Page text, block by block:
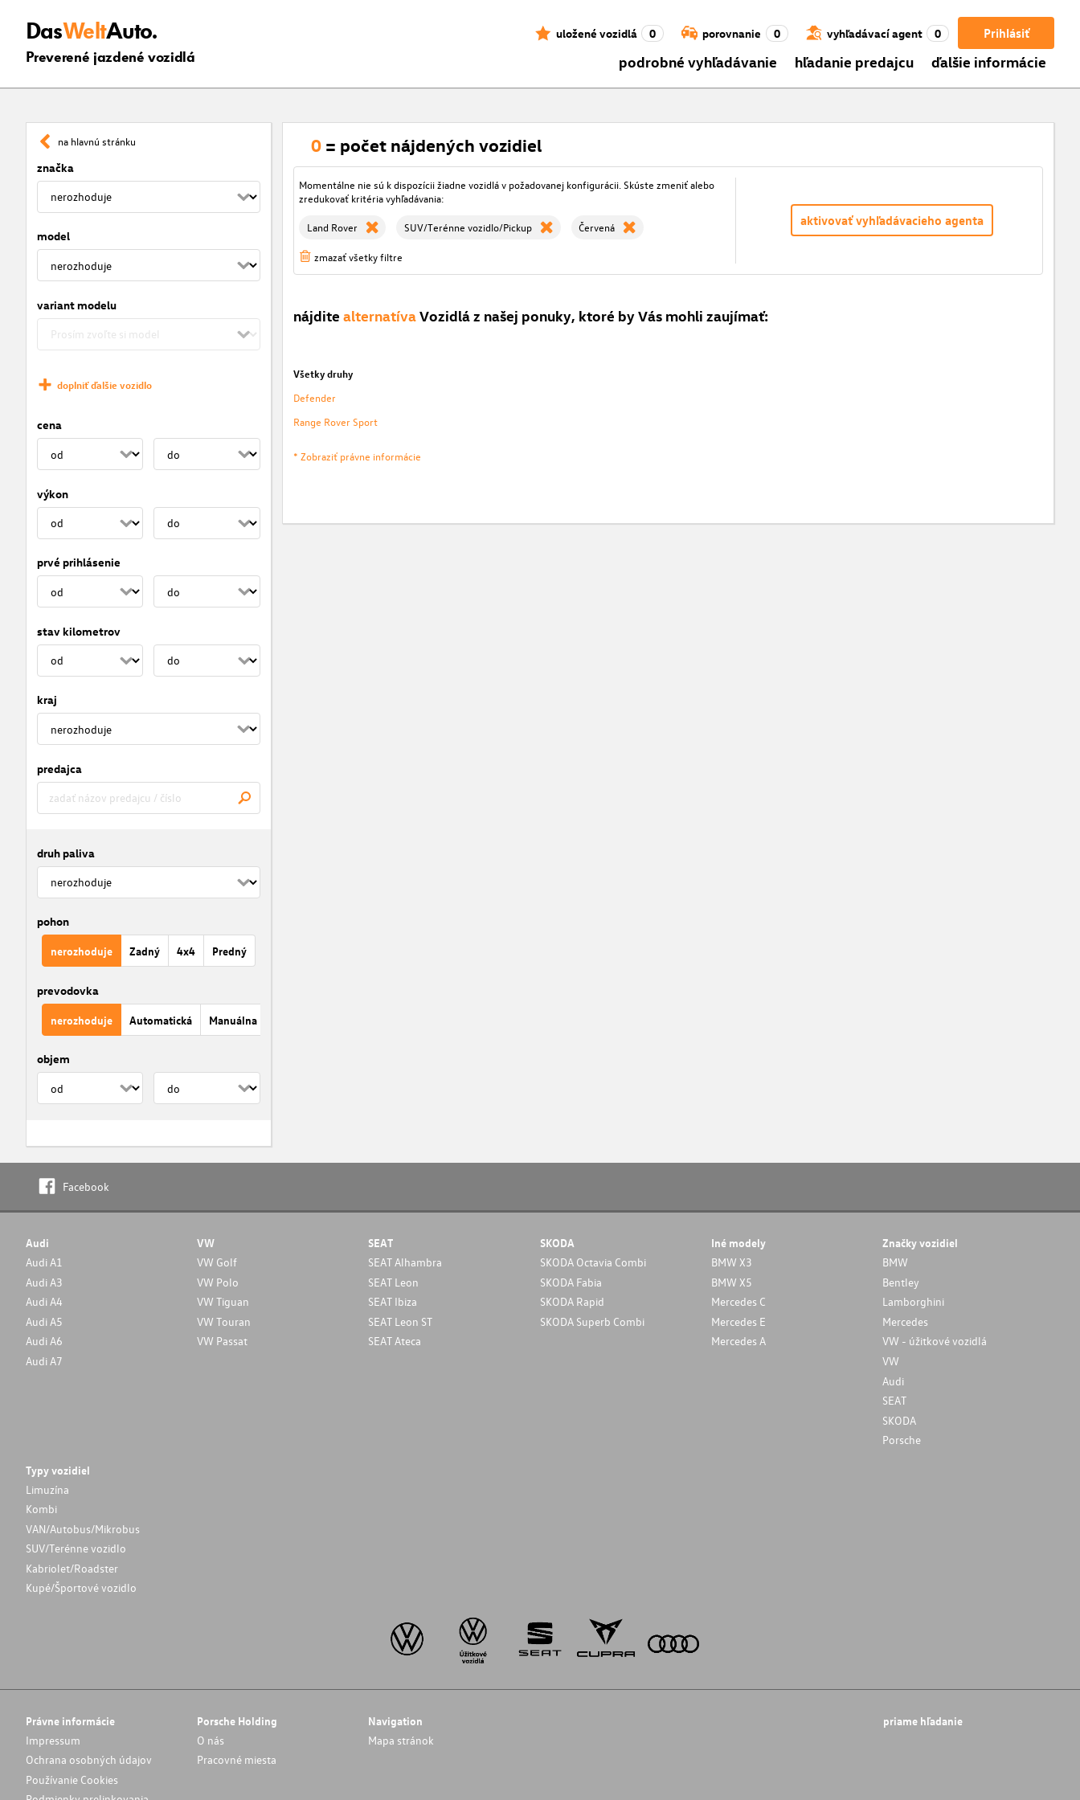
DasWeltAuto.
Preverené jazdené vozidlá
Prihlásiť
uložené vozidlá 0 porovnanie 0 vyhľadávací agent 0
podrobné vyhľadávanie hľadanie predajcu ďalšie informácie
na hlavnú stránku
značka
model
variant modelu
doplniť ďalšie vozidlo
cena
výkon
prvé prihlásenie
stav kilometrov
kraj
predajca
druh paliva
pohon
nerozhoduje Zadný 4x4 Predný
prevodovka
nerozhoduje Automatická Manuálna
objem
0 = počet nájdených vozidiel
Momentálne nie sú k dispozícii žiadne vozidlá v požadovanej konfigurácii. Skúste zmeniť alebo
zredukovať kritéria vyhľadávania:
Land Rover SUV/Terénne vozidlo/Pickup Červená
zmazať všetky filtre
aktivovať vyhľadávacieho agenta
nájdite alternatíva Vozidlá z našej ponuky, ktoré by Vás mohli zaujímať:
Všetky druhy
Defender
Range Rover Sport
* Zobraziť právne informácie
Facebook
Audi
Audi A1
Audi A3
Audi A4
Audi A5
Audi A6
Audi A7
VW
VW Golf
VW Polo
VW Tiguan
VW Touran
VW Passat
SEAT
SEAT Alhambra
SEAT Leon
SEAT Ibiza
SEAT Leon ST
SEAT Ateca
SKODA
SKODA Octavia Combi
SKODA Fabia
SKODA Rapid
SKODA Superb Combi
Iné modely
BMW X3
BMW X5
Mercedes C
Mercedes E
Mercedes A
Značky vozidiel
BMW
Bentley
Lamborghini
Mercedes
VW - úžitkové vozidlá
VW
Audi
SEAT
SKODA
Porsche
Typy vozidiel
Limuzína
Kombi
VAN/Autobus/Mikrobus
SUV/Terénne vozidlo
Kabriolet/Roadster
Kupé/Športové vozidlo
Právne informácie
Impressum
Ochrana osobných údajov
Používanie Cookies
Porsche Holding
O nás
Pracovné miesta
Navigation
Mapa stránok
priame hľadanie